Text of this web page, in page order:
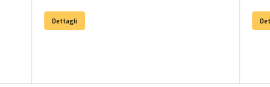
Dettagli